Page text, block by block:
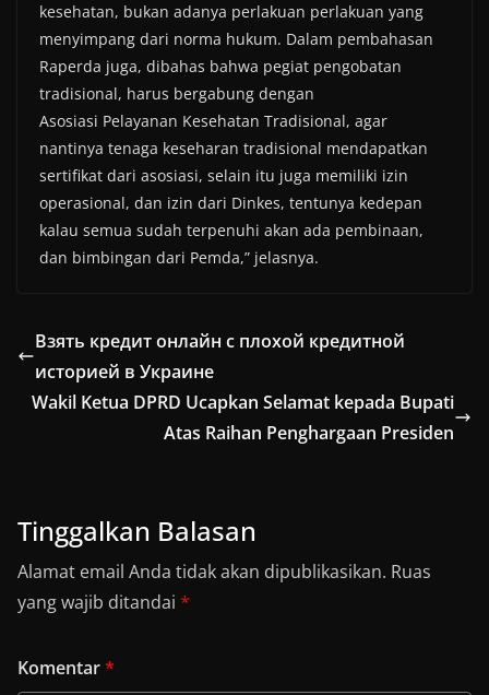
kesehatan, bukan adanya perlakuan perlakuan yang
menyimpang dari norma hukum. Dalam pembahasan
Raperda juga, dibahas bahwa pegiat pengobatan
tradisional, harus bergabung dengan
Asosiasi Pelayanan Kesehatan Tradisional, agar
nantinya tenaga keseharan tradisional mendapatkan
sertifikat dari asosiasi, selain itu juga memiliki izin
operasional, dan izin dari Dinkes, tentunya kedepan
kalau semua sudah terpenuhi akan ada pembinaan,
dan bimbingan dari Pemda,” jelasnya.
Взять кредит онлайн с плохой кредитной
историей в Украине
Wakil Ketua DPRD Ucapkan Selamat kepada Bupati
Atas Raihan Penghargaan Presiden
Tinggalkan Balasan
Alamat email Anda tidak akan dipublikasikan. Ruas
yang wajib ditandai *
Komentar*